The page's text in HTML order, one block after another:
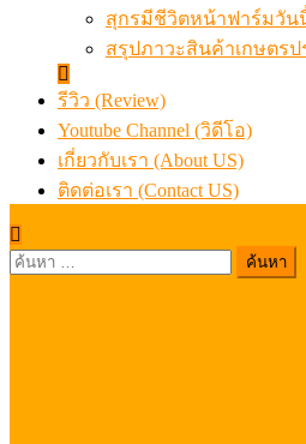
สุกรมีชีวิตหน้าฟาร์มวัน
สรุปภาวะสินค้าเกษตร
รีวิว (Review)
Youtube Channel (วิดีโอ)
เกี่ยวกับเรา (About US)
ติดต่อเรา (Contact US)
ค้นหา